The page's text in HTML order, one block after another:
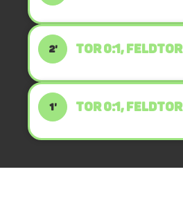
2' TOR 0:1, FELDTOR
1' TOR 0:1, FELDTOR